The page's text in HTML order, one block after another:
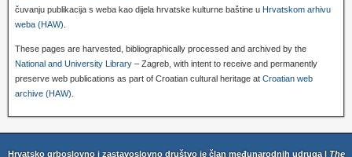
čuvanju publikacija s weba kao dijela hrvatske kulturne baštine u Hrvatskom arhivu
weba (HAW)
These pages are harvested, bibliographically processed and archived by the
National and University Library – Zagreb, with intent to receive and permanently
preserve web publications as part of Croatian cultural heritage at Croatian web
archive (HAW)
Hrvatsko grboslovno i zastavoslovno društvo je član međunarodnih udruga | The